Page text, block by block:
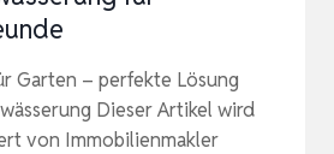
Garten – perfekte Lösung
Dieser Artikel wird
von Immobilienmakler